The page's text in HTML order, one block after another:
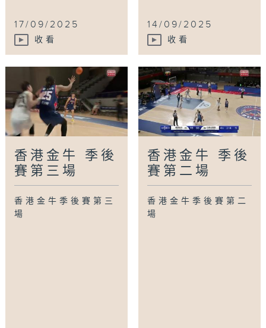
17/09/2025
收看
14/09/2025
收看
香港金牛 季後
賽第三場
香港金牛季後賽第三
場
香港金牛 季後
賽第二場
香港金牛季後賽第二
場